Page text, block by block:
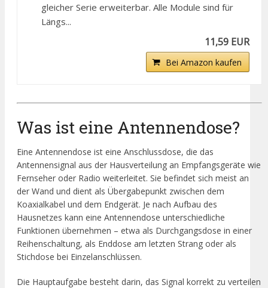
gleicher Serie erweiterbar. Alle Module sind für
Längs...
11,59 EUR
Bei Amazon kaufen
Was ist eine Antennendose?
Eine Antennendose ist eine Anschlussdose, die das
Antennensignal aus der Hausverteilung an Empfangsgeräte wie
Fernseher oder Radio weiterleitet. Sie befindet sich meist an
der Wand und dient als Übergabepunkt zwischen dem
Koaxialkabel und dem Endgerät. Je nach Aufbau des
Hausnetzes kann eine Antennendose unterschiedliche
Funktionen übernehmen – etwa als Durchgangsdose in einer
Reihenschaltung, als Enddose am letzten Strang oder als
Stichdose bei Einzelanschlüssen.
Die Hauptaufgabe besteht darin, das Signal korrekt zu verteilen